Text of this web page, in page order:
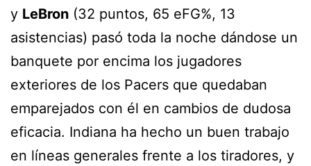
y LeBron (32 puntos, 65 eFG%, 13
asistencias) pasó toda la noche dándose un
banquete por encima los jugadores
exteriores de los Pacers que quedaban
emparejados con él en cambios de dudosa
eficacia. Indiana ha hecho un buen trabajo
en líneas generales frente a los tiradores, y